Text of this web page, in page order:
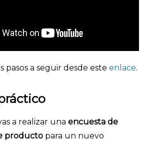
pasos a seguir desde este enlace.
a realizar una encuesta de
producto para un nuevo